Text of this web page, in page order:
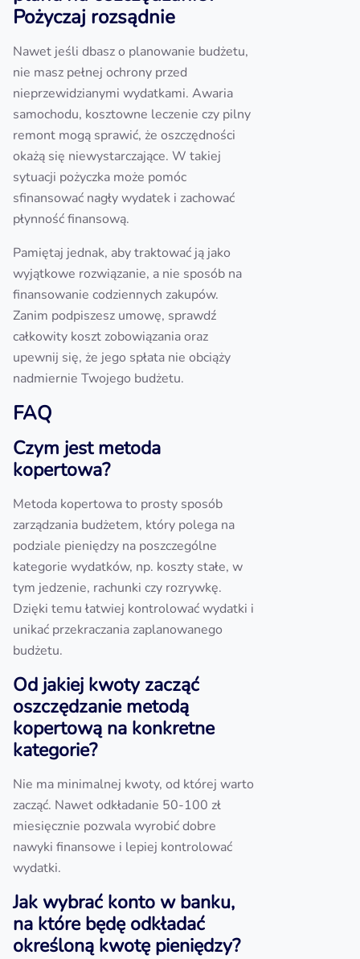
Pożyczaj rozsądnie
Nawet jeśli dbasz o planowanie budżetu,
nie masz pełnej ochrony przed
nieprzewidzianymi wydatkami. Awaria
samochodu, kosztowne leczenie czy pilny
remont mogą sprawić, że oszczędności
okażą się niewystarczające. W takiej
sytuacji pożyczka może pomóc
sfinansować nagły wydatek i zachować
płynność finansową.
Pamiętaj jednak, aby traktować ją jako
wyjątkowe rozwiązanie, a nie sposób na
finansowanie codziennych zakupów.
Zanim podpiszesz umowę, sprawdź
całkowity koszt zobowiązania oraz
upewnij się, że jego spłata nie obciąży
nadmiernie Twojego budżetu.
FAQ
Czym jest metoda
kopertowa?
Metoda kopertowa to prosty sposób
zarządzania budżetem, który polega na
podziale pieniędzy na poszczególne
kategorie wydatków, np. koszty stałe, w
tym jedzenie, rachunki czy rozrywkę.
Dzięki temu łatwiej kontrolować wydatki i
unikać przekraczania zaplanowanego
budżetu.
Od jakiej kwoty zacząć
oszczędzanie metodą
kopertową na konkretne
kategorie?
Nie ma minimalnej kwoty, od której warto
zacząć. Nawet odkładanie 50-100 zł
miesięcznie pozwala wyrobić dobre
nawyki finansowe i lepiej kontrolować
wydatki.
Jak wybrać konto w banku,
na które będę odkładać
określoną kwotę pieniędzy?